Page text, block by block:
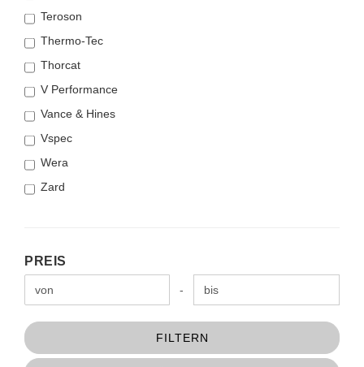
Teroson
Thermo-Tec
Thorcat
V Performance
Vance & Hines
Vspec
Wera
Zard
PREIS
PREIS
Preis bis -
FILTERN